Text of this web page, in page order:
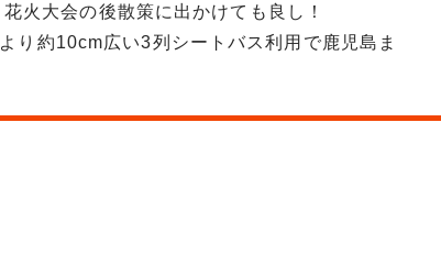
火大会の後散策に出かけても良し！
り約10cm広い3列シートバス利用で鹿児島ま